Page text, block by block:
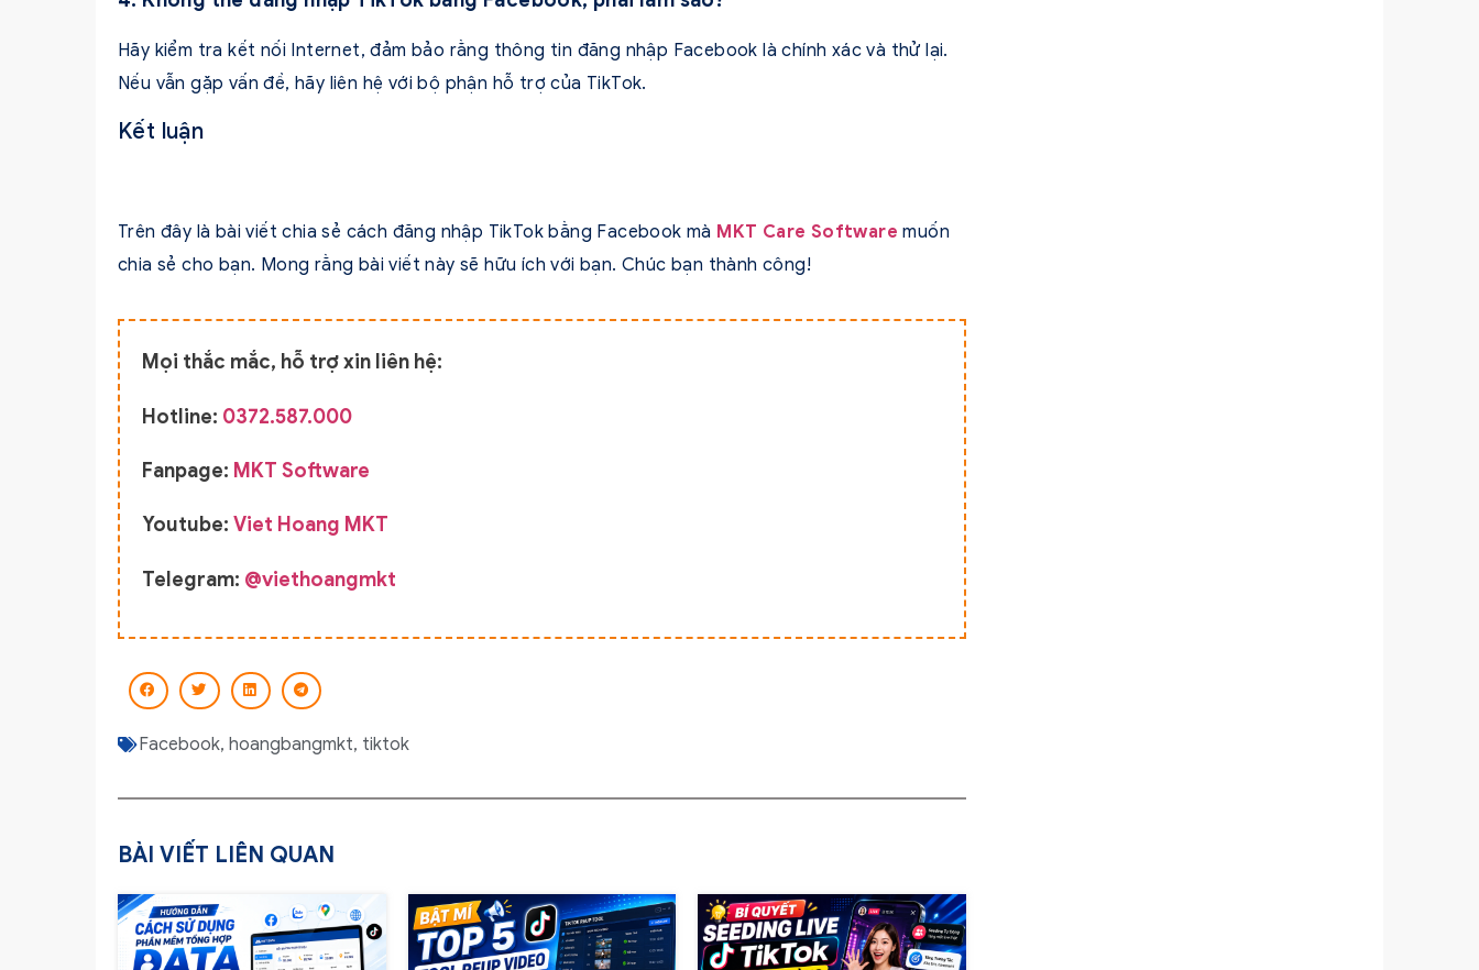
Hãy kiểm tra kết nối Internet, đảm bảo rằng thông tin đăng nhập Facebook là chính xác và thử lại.
Nếu vẫn gặp vấn đề, hãy liên hệ với bộ phận hỗ trợ của TikTok.
Kết luận
Trên đây là bài viết chia sẻ cách đăng nhập TikTok bằng Facebook mà MKT Care Software muốn
chia sẻ cho bạn. Mong rằng bài viết này sẽ hữu ích với bạn. Chúc bạn thành công!
Mọi thắc mắc, hỗ trợ xin liên hệ:
Hotline: 0372.587.000
Fanpage: MKT Software
Youtube: Viet Hoang MKT
Telegram: @viethoangmkt
Facebook, hoangbangmkt, tiktok
BÀI VIẾT LIÊN QUAN